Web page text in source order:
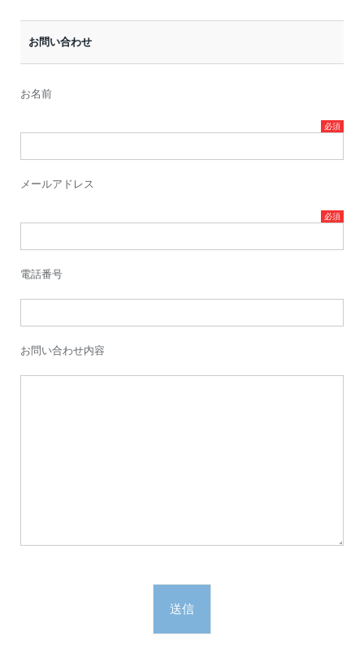
お問い合わせ
お名前
メールアドレス
電話番号
お問い合わせ内容